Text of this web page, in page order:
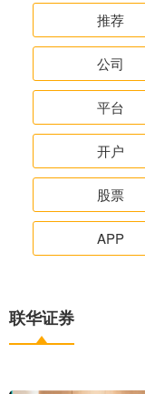
推荐
公司
平台
开户
股票
APP
联华证券